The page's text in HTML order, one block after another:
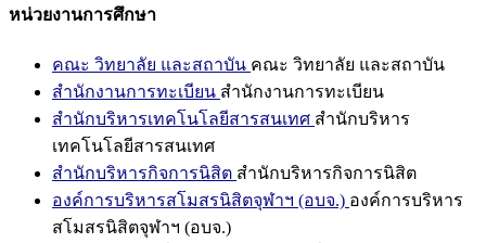
หน่วยงานการศึกษา
คณะ วิทยาลัย และสถาบัน คณะ วิทยาลัย และสถาบัน
สำนักงานการทะเบียน สำนักงานการทะเบียน
สำนักบริหารเทคโนโลยีสารสนเทศ สำนักบริหาร
เทคโนโลยีสารสนเทศ
สำนักบริหารกิจการนิสิต สำนักบริหารกิจการนิสิต
องค์การบริหารสโมสรนิสิตจุฬาฯ (อบจ.) องค์การบริหาร
สโมสรนิสิตจุฬาฯ (อบจ.)